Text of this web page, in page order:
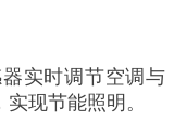
实时调节空调与
现节能照明。